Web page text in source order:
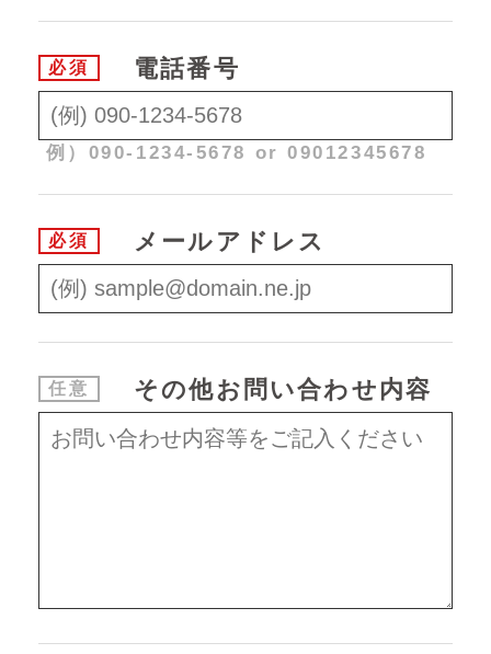
必須 電話番号
例）090-1234-5678 or 09012345678
必須 メールアドレス
任意 その他お問い合わせ内容